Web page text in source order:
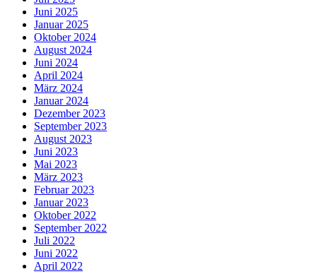
Juni 2025
Januar 2025
Oktober 2024
August 2024
Juni 2024
April 2024
März 2024
Januar 2024
Dezember 2023
September 2023
August 2023
Juni 2023
Mai 2023
März 2023
Februar 2023
Januar 2023
Oktober 2022
September 2022
Juli 2022
Juni 2022
April 2022